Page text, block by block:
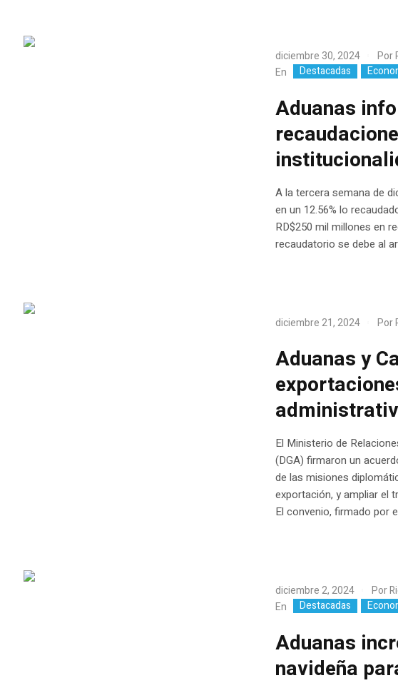
diciembre 30, 2024 Por
En
Destacadas
Aduanas
A la tercera semana de
en un 12.56% lo
RD$250 mil millones en
recaudatorio se debe al
diciembre 21, 2024 Por
Aduanas y
El Ministerio de
(DGA) firmaron un
de las misiones
exportación, y ampliar el
El convenio, firmado por
diciembre 2, 2024 Por
En
Destacadas
Aduanas
navideña